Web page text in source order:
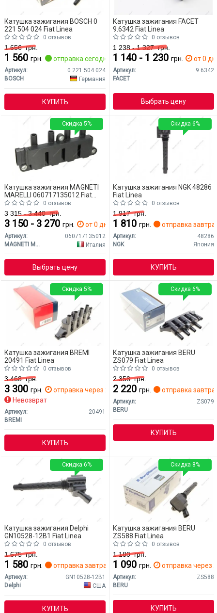
Катушка зажигания BOSCH 0
221 504 024 Fiat Linea
0 отзывов
1 656грн.
1 560 грн. отправка сегодня
Артикул:
0 221 504 024
BOSCH
Германия
КУПИТЬ
Катушка зажигания FACET
9.6342 Fiat Linea
0 отзывов
1 238 - 1 327грн.
1 140 - 1 230 грн. от 0 дн.
Артикул:
9.6342
FACET
Выбрать цену
Катушка зажигания MAGNETI
MARELLI 060717135012 Fiat
Linea
0 отзывов
3 315 - 3 440грн.
3 150 - 3 270 грн. от 0 дн.
Артикул:
060717135012
MAGNETI MARELLI
Италия
Выбрать цену
Скидка 5%
Катушка зажигания NGK 48286
Fiat Linea
0 отзывов
1 917грн.
1 810 грн. отправка завтра
Артикул:
48286
NGK
Япония
КУПИТЬ
Скидка 6%
Катушка зажигания BREMI
20491 Fiat Linea
0 отзывов
3 468грн.
3 300 грн.
отправка через 2 дн.
Невозврат
Артикул:
20491
BREMI
КУПИТЬ
Скидка 5%
Катушка зажигания BERU
ZS079 Fiat Linea
0 отзывов
2 358грн.
2 220 грн. отправка завтра
Артикул:
ZS079
BERU
КУПИТЬ
Скидка 6%
Катушка зажигания Delphi
GN10528-12B1 Fiat Linea
0 отзывов
1 675грн.
1 580 грн. отправка завтра
Артикул:
GN10528-12B1
Delphi
США
КУПИТЬ
Скидка 6%
Катушка зажигания BERU
ZS588 Fiat Linea
0 отзывов
1 180грн.
1 090 грн. отправка через
Артикул:
ZS588
BERU
КУПИТЬ
Скидка 8%